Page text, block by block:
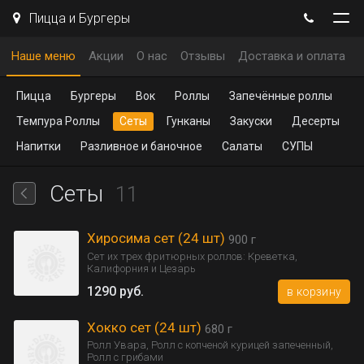
Пицца и Бургеры
Наше меню Акции О нас Отзывы Доставка и оплата
Пицца Бургеры Вок Роллы
Запечённые роллы
Темпура Роллы
Сеты Гунканы Закуски
Десерты
Напитки
Разливное и баночное Салаты СУПЫ
Сеты 11
Хиросима сет (24 шт) 900 г
Сет их трех фритюрных роллов: Креветка,
Калифорния и Цезарь
1290 руб. в корзину
Хокко сет (24 шт) 680 г
Ролл Увара, Ролл с копченой курицей запеченный,
Ролл с грибами